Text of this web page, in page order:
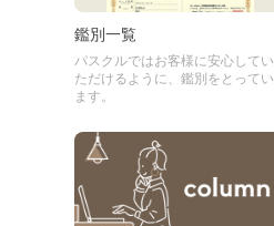
鑑別一覧
パスクルではお客様に安心してい
ただけるように、鑑別をとってい
ます。